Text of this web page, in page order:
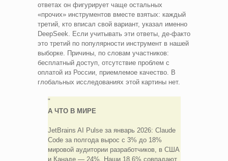
ответах он фигурирует чаще остальных
«прочих» инструментов вместе взятых: каждый
третий, кто вписал свой вариант, указал именно
DeepSeek. Если учитывать эти ответы, де-факто
это третий по популярности инструмент в нашей
выборке. Причины, по словам участников:
бесплатный доступ, отсутствие проблем с
оплатой из России, приемлемое качество. В
глобальных исследованиях этой картины нет.
А ЧТО В МИРЕ
JetBrains AI Pulse за январь 2026: Claude
Code за полгода вырос с 3% до 18%
мировой аудитории разработчиков, в США
и Канаде — 24%. Наши 18,6% совпадают